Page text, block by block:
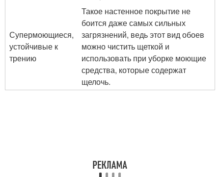
Супермоющиеся,
устойчивые к
трению
Такое настенное покрытие не
боится даже самых сильных
загрязнений, ведь этот вид обоев
можно чистить щеткой и
использовать при уборке моющие
средства, которые содержат
щелочь.